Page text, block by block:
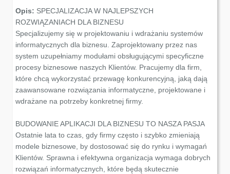
Opis: SPECJALIZACJA W NAJLEPSZYCH
ROZWIĄZANIACH DLA BIZNESU
Specjalizujemy się w projektowaniu i wdrażaniu systemów
informatycznych dla biznesu. Zaprojektowany przez nas
system uzupełniamy modułami obsługującymi specyficzne
procesy biznesowe naszych Klientów. Pracujemy dla firm,
które chcą wykorzystać przewagę konkurencyjną, jaką dają
zaawansowane rozwiązania informatyczne, projektowane i
wdrażane na potrzeby konkretnej firmy.
BUDOWANIE APLIKACJI DLA BIZNESU TO NASZA PASJA
Ostatnie lata to czas, gdy firmy często i szybko zmieniają
modele biznesowe, by dostosować się do rynku i wymagań
Klientów. Sprawna i efektywna organizacja wymaga dobrych
rozwiązań informatycznych, które będą skutecznie